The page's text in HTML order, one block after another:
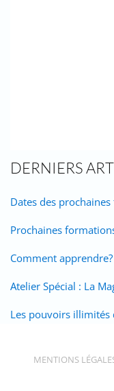
DERNIERS
Dates des
Prochaines
Comment apprendre?
Atelier Spécial : La
Les pouvoirs illimités
MENTIONS